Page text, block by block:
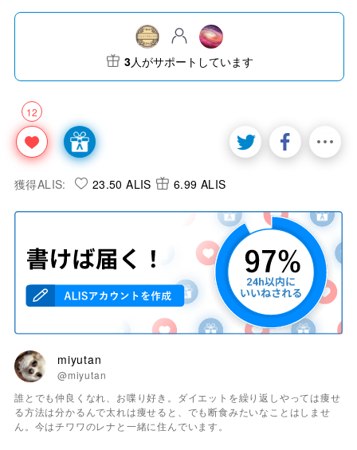
12
3人がサポートしています
獲得ALIS: 23.50 ALIS 6.99 ALIS
miyutan
@miyutan
誰とでも仲良くなれ、お喋り好き。ダイエットを繰り返しやっては痩せ
る方法は分かるんで太れは痩せると、でも断食みたいなことはしませ
ん。今はチワワのレナと一緒に住んでいます。